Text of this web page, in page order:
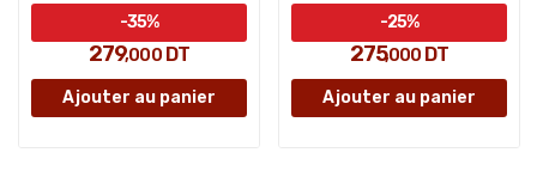
279,000DT
-35%
Ajouter au panier
275,000 DT
-25%
Ajouter au panier